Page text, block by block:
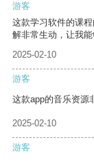
游客
这款学习软件的课
解非常生动，让我能
2025-02-10
游客
这款app的音乐资源
2025-02-10
游客